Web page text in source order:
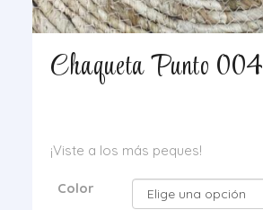
Chaqueta Punto 004
¡Viste a los más peques!
Color